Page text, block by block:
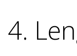
4.